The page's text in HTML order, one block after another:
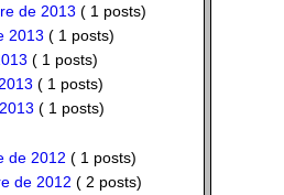
de 2013 ( 1 posts)
2013 ( 1 posts)
( 1 posts)
( 1 posts)
( 1 posts)
de 2012 ( 1 posts)
de 2012 ( 2 posts)